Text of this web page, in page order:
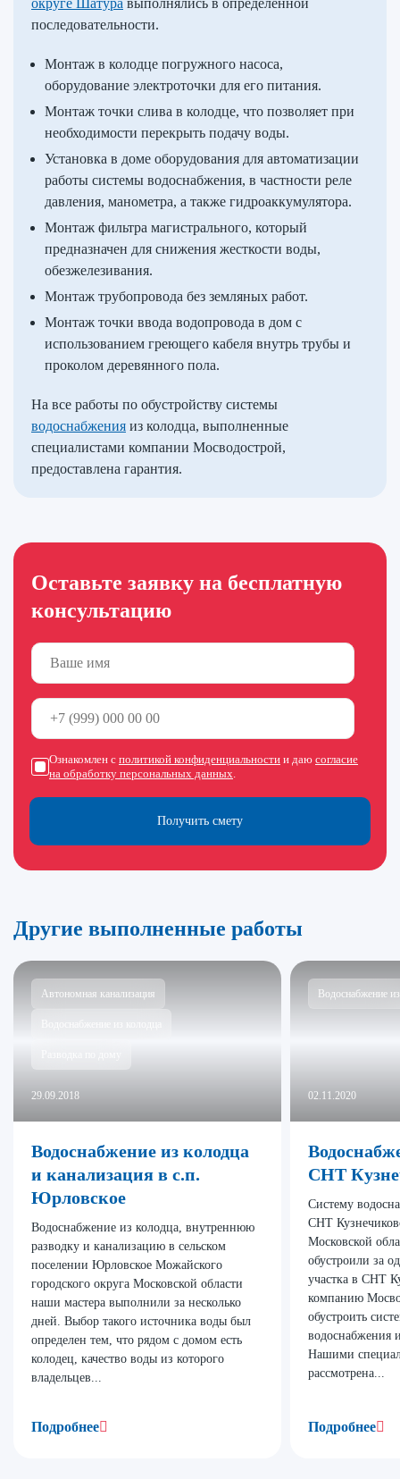
округе Шатура выполнялись в определённой
последовательности.
Монтаж в колодце погружного насоса,
оборудование электроточки для его питания.
Монтаж точки слива в колодце, что позволяет при
необходимости перекрыть подачу воды.
Установка в доме оборудования для автоматизации
работы системы водоснабжения, в частности реле
давления, манометра, а также гидроаккумулятора.
Монтаж фильтра магистрального, который
предназначен для снижения жесткости воды,
обезжелезивания.
Монтаж трубопровода без земляных работ.
Монтаж точки ввода водопровода в дом с
использованием греющего кабеля внутрь трубы и
проколом деревянного пола.
На все работы по обустройству системы
водоснабжения из колодца, выполненные
специалистами компании Мосводострой,
предоставлена гарантия.
Оставьте заявку на бесплатную
консультацию
Получить смету
Ознакомлен с политикой конфиденциальности и даю согласие
на обработку персональных данных.
Другие выполненные работы
Автономная канализация
29.09.2018
Водоснабжение из колодца
и канализация в с.п.
Юрловское
Водоснабжение из колодца, внутреннюю
разводку и канализацию в сельском
поселении Юрловское Можайского
городского округа Московской области
наши мастера выполнили за несколько
дней. Выбор такого источника воды был
определен тем, что рядом с домом есть
колодец, качество воды из которого
владельцев...
Подробнее
Водоснабжение
02.11.2020
СНТ
Систему
СНТ
Московской
обустроили за
участка в СНТ
компанию
обустроить
водоснабжения
Нашими
рассмотрена...
Подробнее